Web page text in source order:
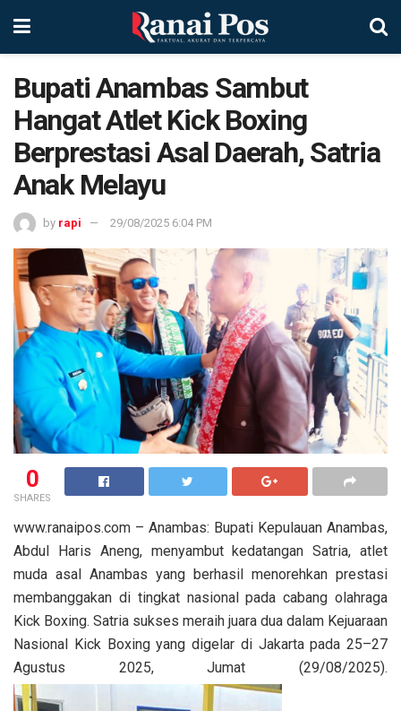
Bupati Anambas Sambut
Hangat Atlet Kick Boxing
Berprestasi Asal Daerah, Satria
Anak Melayu
by rapi 29/08/2025 6:04 PM
0
SHARES
www.ranaipos.com – Anambas: Bupati Kepulauan Anambas,
Abdul Haris Aneng, menyambut kedatangan Satria, atlet
muda asal Anambas yang berhasil menorehkan prestasi
membanggakan di tingkat nasional pada cabang olahraga
Kick Boxing. Satria sukses meraih juara dua dalam Kejuaraan
Nasional Kick Boxing yang digelar di Jakarta pada 25–27
Agustus 2025, Jumat (29/08/2025).